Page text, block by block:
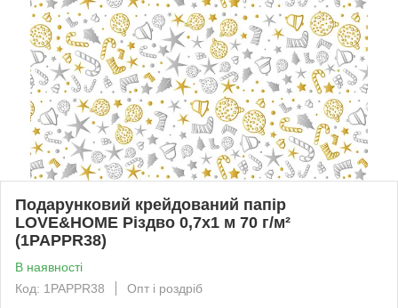
Подарунковий крейдований папір
LOVE&HOME Різдво 0,7х1 м 70 г/м²
(1PAPPR38)
В наявності
Код: 1PAPPR38
Опт і роздріб